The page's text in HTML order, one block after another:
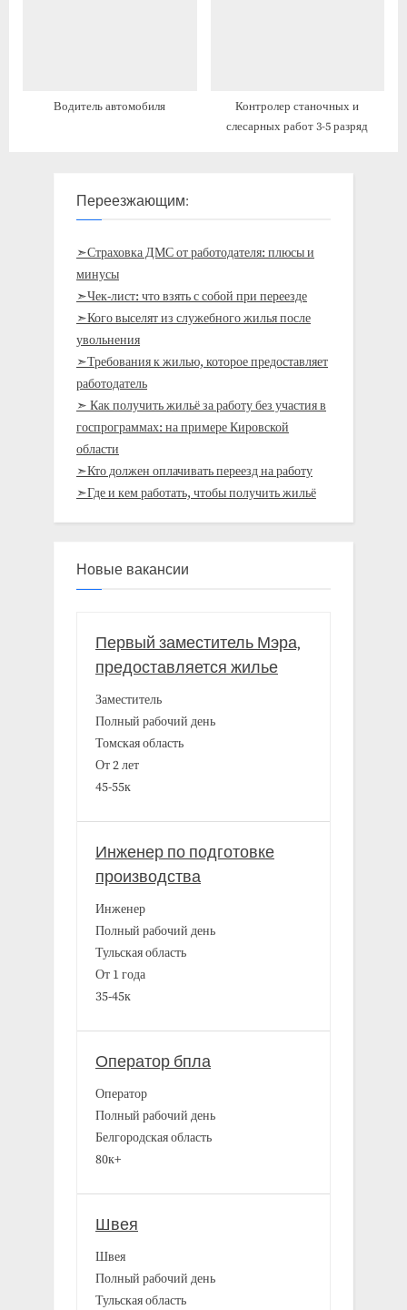
Водитель автомобиля
Контролер станочных и
слесарных работ 3-5 разряд
Переезжающим:
➣Страховка ДМС от работодателя: плюсы и
минусы
➣Чек-лист: что взять с собой при переезде
➣Кого выселят из служебного жилья после
увольнения
➣Требования к жилью, которое предоставляет
работодатель
➣ Как получить жильё за работу без участия в
госпрограммах: на примере Кировской
области
➣Кто должен оплачивать переезд на работу
➣Где и кем работать, чтобы получить жильё
Новые вакансии
Первый заместитель Мэра,
предоставляется жилье
Заместитель
Полный рабочий день
Томская область
От 2 лет
45-55к
Инженер по подготовке
производства
Инженер
Полный рабочий день
Тульская область
От 1 года
35-45к
Оператор бпла
Оператор
Полный рабочий день
Белгородская область
80к+
Швея
Швея
Полный рабочий день
Тульская область